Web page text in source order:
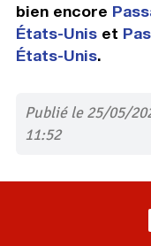
bien encore
États-Uniset
États-Unis.
Publié le 25/05/
11:52